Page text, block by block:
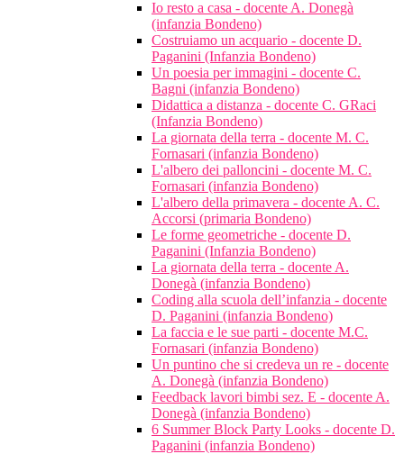
Io resto a casa - docente A. Donegà
(infanzia Bondeno)
Costruiamo un acquario - docente D.
Paganini (Infanzia Bondeno)
Un poesia per immagini - docente C.
Bagni (infanzia Bondeno)
Didattica a distanza - docente C. GRaci
(Infanzia Bondeno)
La giornata della terra - docente M. C.
Fornasari (infanzia Bondeno)
L'albero dei palloncini - docente M. C.
Fornasari (infanzia Bondeno)
L'albero della primavera - docente A. C.
Accorsi (primaria Bondeno)
Le forme geometriche - docente D.
Paganini (Infanzia Bondeno)
La giornata della terra - docente A.
Donegà (infanzia Bondeno)
Coding alla scuola dell’infanzia - docente
D. Paganini (infanzia Bondeno)
La faccia e le sue parti - docente M.C.
Fornasari (infanzia Bondeno)
Un puntino che si credeva un re - docente
A. Donegà (infanzia Bondeno)
Feedback lavori bimbi sez. E - docente A.
Donegà (infanzia Bondeno)
6 Summer Block Party Looks - docente D.
Paganini (infanzia Bondeno)